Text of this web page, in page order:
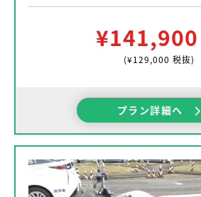
¥141,900
(¥129,000 税抜)
プラン詳細へ